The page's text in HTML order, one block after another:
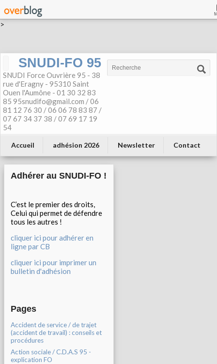
>
SNUDI-FO 95
SNUDI Force Ouvrière 95 - 38
rue d'Eragny - 95310 Saint
Ouen l'Aumône - 01 30 32 83
85 95snudifo@gmail.com / 06
81 12 76 30 / 06 06 78 83 87 /
07 67 34 37 38 / 07 69 17 19
54
Accueil adhésion 2026 Newsletter Contact
Adhérer au SNUDI-FO !
C’est le premier des droits,
Celui qui permet de défendre
tous les autres !
cliquer ici pour adhérer en
ligne par CB
cliquer ici pour imprimer un
bulletin d'adhésion
Pages
Accident de service / de trajet
(accident de travail) : conseils et
procédures
Action sociale / C.D.A.S 95 -
explication FO